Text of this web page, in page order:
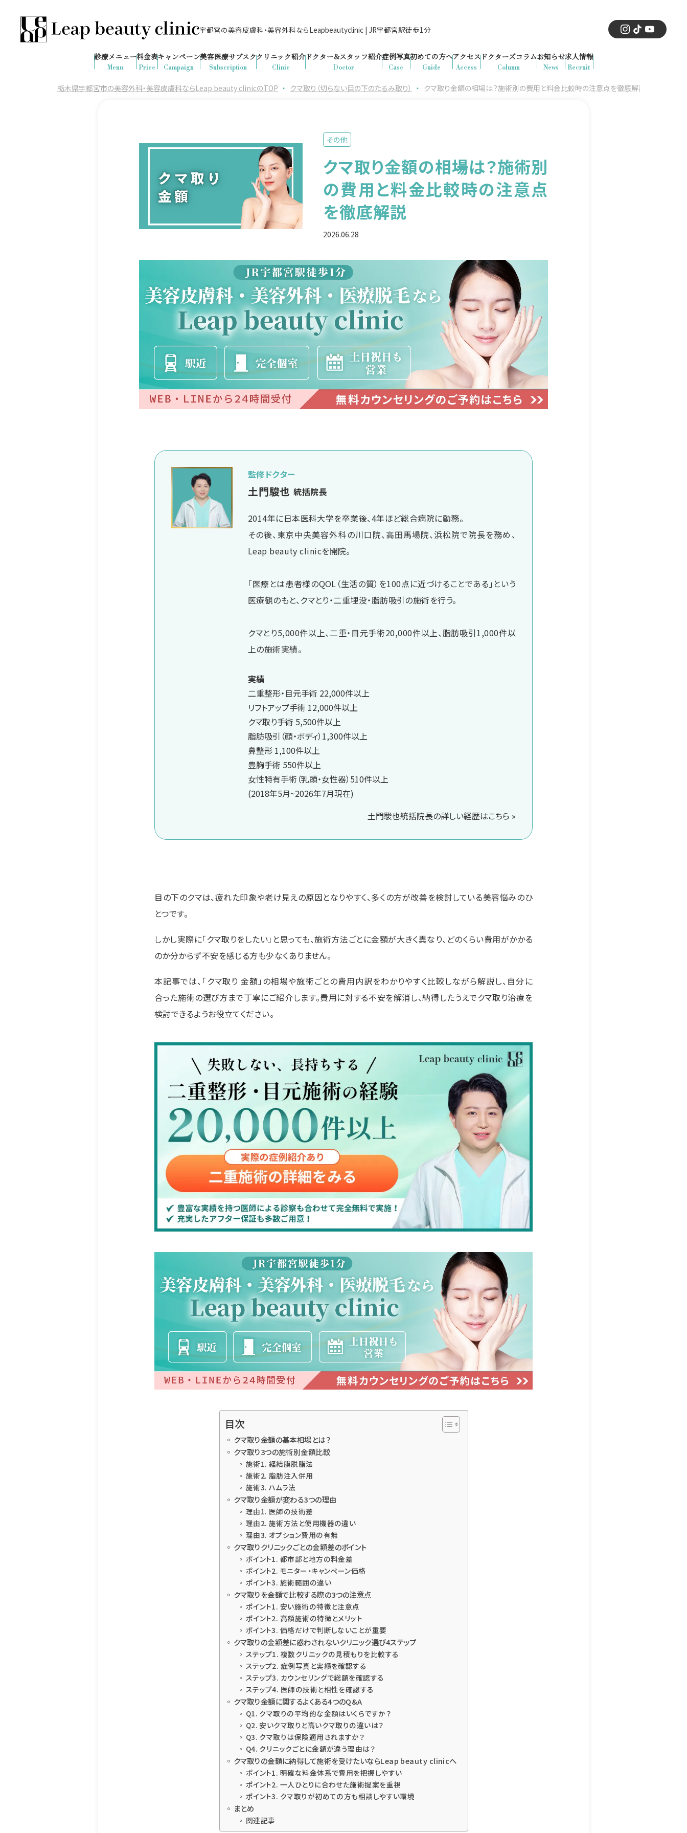
宇都宮の美容皮膚科・美容外科ならLeapbeautyclinic | JR宇都宮駅徒歩1分
の予約が入りました
診療時間：10:00-19:00
（土日祝日対応）
Menu
診療メニュー
Price
料金表
Campaign
キャンペーン
Subscription
美容医療サブスク
Clinic
クリニック紹介
Doctor
ドクター&スタッフ紹介
Case
症例写真
Guide
初めての方へ
Access
アクセス
Column
ドクターズコラム
News
お知らせ
Recruit
求人情報
栃木県宇都宮市の美容外科・美容皮膚科ならLeap beauty clinicのTOP ・ クマ取り（切らない目の下のたるみ取り） ・ クマ取り金額の相場は？施術別の費用と料金比較時の注意点を徹底解説
その他
クマ取り金額の相場は？施術別
の費用と料金比較時の注意点
を徹底解説
2026.06.28
監修ドクター
土門駿也 統括院長
2014年に日本医科大学を卒業後、4年ほど総合病院に勤務。
その後、東京中央美容外科の川口院、高田馬場院、浜松院で院長を務め、
Leap beauty clinicを開院。
「医療とは患者様のQOL（生活の質）を100点に近づけることである」という
医療観のもと、クマとり・二重埋没・脂肪吸引の施術を行う。
クマとり5,000件以上、二重・目元手術20,000件以上、脂肪吸引1,000件以
上の施術実績。
実績
二重整形・目元手術 22,000件以上
リフトアップ手術 12,000件以上
クマ取り手術 5,500件以上
脂肪吸引（顔・ボディ）1,300件以上
鼻整形 1,100件以上
豊胸手術 550件以上
女性特有手術（乳頭・女性器）510件以上
(2018年5月~2026年7月現在)
土門駿也統括院長の詳しい経歴はこちら »
目の下のクマは、疲れた印象や老け見えの原因となりやすく、多くの方が改善を検討している美容悩みのひ
とつです。
しかし実際に「クマ取りをしたい」と思っても、施術方法ごとに金額が大きく異なり、どのくらい費用がかかる
のか分からず不安を感じる方も少なくありません。
本記事では、「クマ取り 金額」の相場や施術ごとの費用内訳をわかりやすく比較しながら解説し、自分に
合った施術の選び方まで丁寧にご紹介します。費用に対する不安を解消し、納得したうえでクマ取り治療を
検討できるようお役立てください。
目次
クマ取り金額の基本相場とは？
クマ取り3つの施術別金額比較
施術1. 経結膜脱脂法
施術2. 脂肪注入併用
施術3. ハムラ法
クマ取り金額が変わる3つの理由
理由1. 医師の技術差
理由2. 施術方法と使用機器の違い
理由3. オプション費用の有無
クマ取りクリニックごとの金額差のポイント
ポイント1. 都市部と地方の料金差
ポイント2. モニター・キャンペーン価格
ポイント3. 施術範囲の違い
クマ取りを金額で比較する際の3つの注意点
ポイント1. 安い施術の特徴と注意点
ポイント2. 高額施術の特徴とメリット
ポイント3. 価格だけで判断しないことが重要
クマ取りの金額差に惑わされないクリニック選び4ステップ
ステップ1. 複数クリニックの見積もりを比較する
ステップ2. 症例写真と実績を確認する
ステップ3. カウンセリングで総額を確認する
ステップ4. 医師の技術と相性を確認する
クマ取り金額に関するよくある4つのQ&A
Q1. クマ取りの平均的な金額はいくらですか？
Q2. 安いクマ取りと高いクマ取りの違いは？
Q3. クマ取りは保険適用されますか？
Q4. クリニックごとに金額が違う理由は？
クマ取りの金額に納得して施術を受けたいならLeap beauty clinicへ
ポイント1. 明確な料金体系で費用を把握しやすい
ポイント2. 一人ひとりに合わせた施術提案を重視
ポイント3. クマ取りが初めての方も相談しやすい環境
まとめ
関連記事